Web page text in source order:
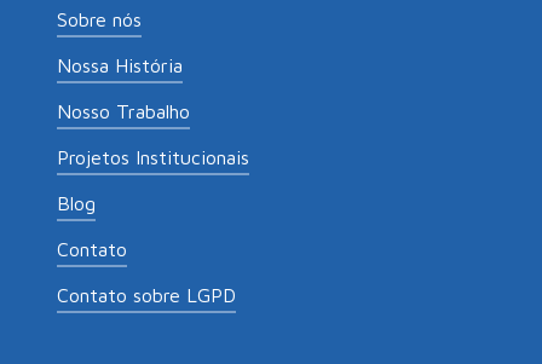
Sobre nós
Nossa História
Nosso Trabalho
Projetos Institucionais
Blog
Contato
Contato sobre LGPD